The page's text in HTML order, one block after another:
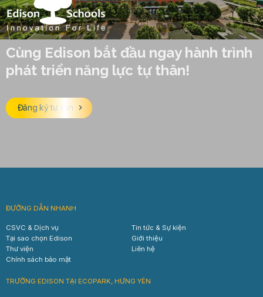
Cùng Edison bắt đầu ngay hành trình
phát triển năng lực tự thân!
Đăng ký tư vấn
ĐƯỜNG DẪN NHANH
CSVC & Dịch vụ
Tin tức & Sự kiện
Tại sao chọn Edison
Giới thiệu
Thư viện
Liên hệ
Chính sách bảo mật
TRƯỜNG EDISON TẠI ECOPARK, HƯNG YÊN